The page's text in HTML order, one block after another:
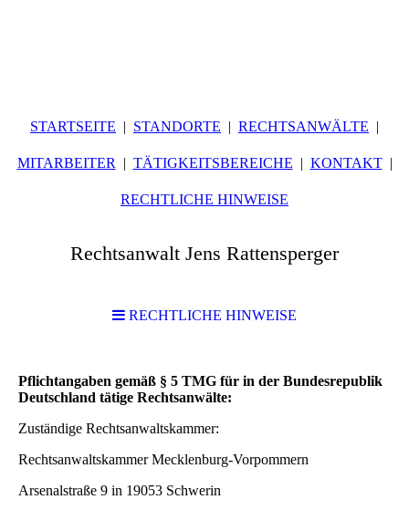
STARTSEITE STANDORTE RECHTSANWÄLTE
MITARBEITER TÄTIGKEITSBEREICHE KONTAKT
RECHTLICHE HINWEISE
Rechtsanwalt Jens Rattensperger
RECHTLICHE HINWEISE
Pflichtangaben gemäß § 5 TMG für in der Bundesrepublik
Deutschland tätige Rechtsanwälte:
Zuständige Rechtsanwaltskammer:
Rechtsanwaltskammer Mecklenburg-Vorpommern
Arsenalstraße 9 in 19053 Schwerin